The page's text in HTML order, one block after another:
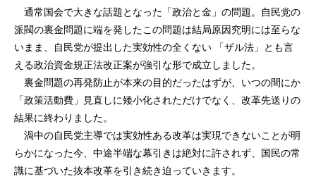
通常国会で大きな話題となった「政治と金」の問題。自民党の
派閥の裏金問題に端を発したこの問題は結局原因究明には至らな
いまま、自民党が提出した実効性の全くない 「ザル法」とも言
える政治資金規正法改正案が強引な形で成立しました。
裏金問題の再発防止が本来の目的だったはずが、いつの間にか
「政策活動費」見直しに矮小化されただけでなく、改革先送りの
結果に終わりました。
渦中の自民党主導では実効性ある改革は実現できないことが明
らかになった今、中途半端な幕引きは絶対に許されず、国民の常
識に基づいた抜本改革を引き続き迫っていきます。